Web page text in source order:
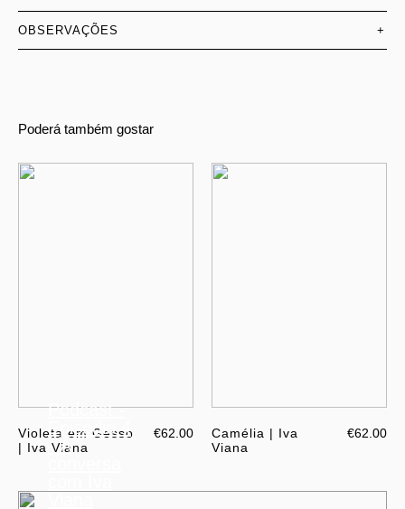
OBSERVAÇÕES +
Poderá também gostar
Violeta em Gesso
| Iva Viana
€62.00
Camélia | Iva
Viana
€62.00
Podcast -
Episódio 4
- À